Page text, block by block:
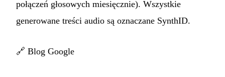
połączeń głosowych miesięcznie). Wszystkie
generowane treści audio są oznaczane SynthID.
🔗 Blog Google